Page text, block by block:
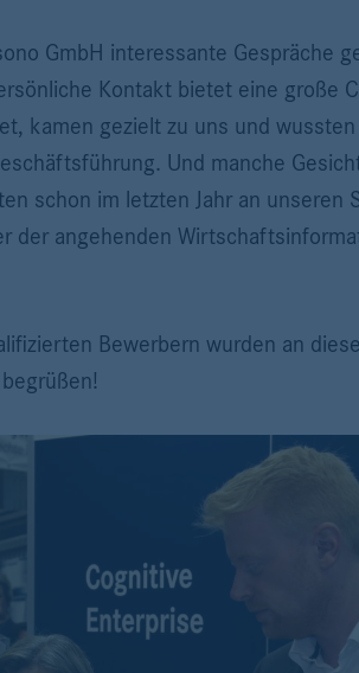
GmbH interessante Gespräche
Kontakt bietet eine große
kamen gezielt zu uns und wussten
Und manche
schon im letzten Jahr an unseren
der angehenden
Bewerbern wurden an